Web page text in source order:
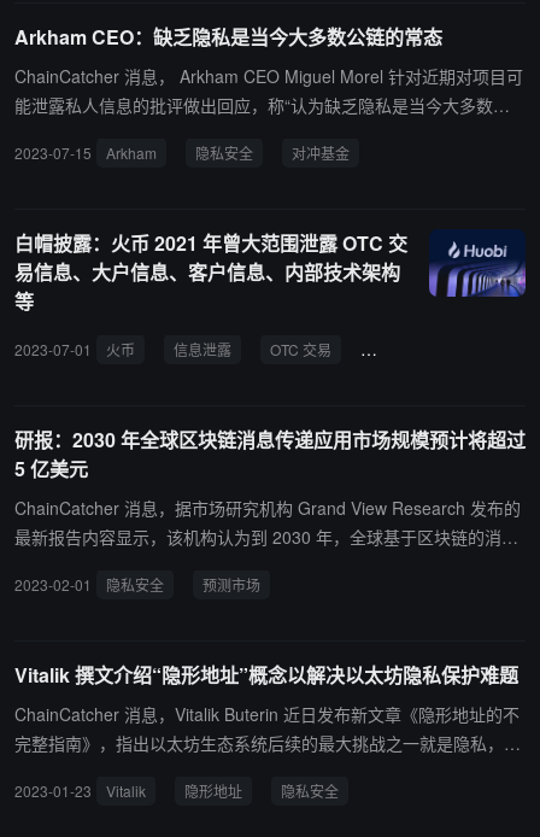
Arkham CEO：缺乏隐私是当今大多数公链的常态
ChainCatcher 消息， Arkham CEO Miguel Morel 针对近期对项目可
能泄露私人信息的批评做出回应，称“认为缺乏隐私是当今大多数公
个由数百万人组成的去中心化网络广播，所有人都可以在链上查看哪
——那些通过获取关于某个特定代币的大额买卖仓位信息来赚钱的
人。”（来源链接）
2023-07-15 Arkham 隐私安全 对冲基金
白帽披露：火币 2021 年曾大范围泄露 OTC 交
易信息、大户信息、客户信息、内部技术架构
等
2023-07-01 火币 信息泄露 OTC 交易 隐私安全
研报：2030 年全球区块链消息传递应用市场规模预计将超过
5 亿美元
ChainCatcher 消息，据市场研究机构 Grand View Research 发布的
最新报告内容显示，该机构认为到 2030 年，全球基于区块链的消息
时，区块链消息应用的市场估值约为 2220 万美元，由北美市场占据
用基于区块链的消息传递应用程序的主要原因。（来源链接）
2023-02-01 隐私安全 预测市场
Vitalik 撰文介绍“隐形地址”概念以解决以太坊隐私保护难题
ChainCatcher 消息，Vitalik Buterin 近日发布新文章《隐形地址的不
完整指南》，指出以太坊生态系统后续的最大挑战之一就是隐私，并
交易、NFT 转移和 ENS 注册实现匿名化，从而起到用户保护作用。
2023-01-23 Vitalik 隐形地址 隐私安全